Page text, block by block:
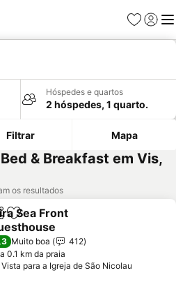
Favoritos
Iniciar
Hóspedes e quartos
2 hóspedes, 1 quarto.
Filtrar Mapa
& Breakfast em Vis,
os resultados
Adicionar aos favoritos
Sea Front
Muito boa
412
a 0.1 km da praia
Vista para a Igreja de São Nicolau